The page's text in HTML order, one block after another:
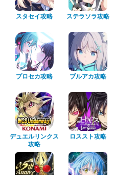
スタセイ攻略 ステラソラ攻略
プロセカ攻略 ブルアカ攻略
デュエルリンクス
攻略
ロススト攻略